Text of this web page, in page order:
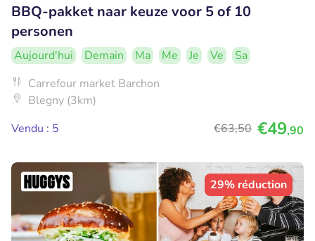
BBQ-pakket naar keuze voor 5 of 10
personen
Aujourd'hui Demain Ma Me Je Ve
Sa
Carrefour market Barchon
Blegny (3km)
Vendu : 5
€63,50 €49,90
29% réduction